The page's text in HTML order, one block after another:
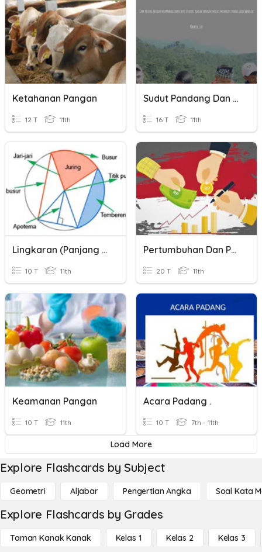
Ketahanan Pangan
12 T 11th
Sudut Pandang Dan Penokohan
16 T 11th
Lingkaran (Panjang Busur & Luas Juring)
10 T 11th
Pertumbuhan Dan Pembangunan Ekonomi
20 T 11th
Keamanan Pangan
10 T 11th
Acara Padang .
10 T 7th - 11th
Load More
Explore Flashcards by Subject
Geometri Aljabar Pengertian Angka Soal Kata
Explore Flashcards by Grades
Taman Kanak Kanak Kelas 1 Kelas 2 Kelas 3